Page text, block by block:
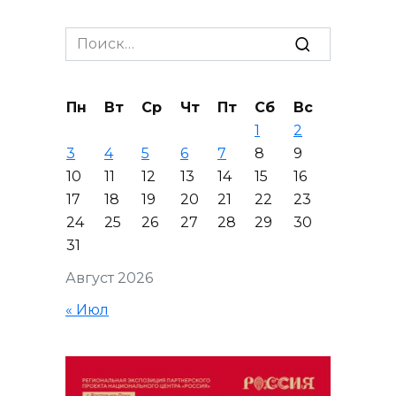
Search
for:
Август 2026
Пн Вт Ср Чт Пт Сб
Вс
1
2
3
4 5 6 7 8
9
10
11 12 13 14 15
16
17
18 19 20 21 22
23
24
25 26 27 28 29
30
31
« Июл